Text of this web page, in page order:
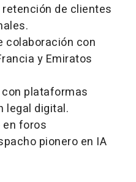
retención de clientes
colaboración con
y Emiratos
plataformas
legal digital.
foros
pionero en IA